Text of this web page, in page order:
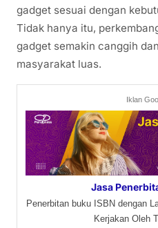
gadget sesuai dengan
Tidak hanya itu,
gadget semakin canggih
masyarakat luas.
Iklan
Jasa
Penerbitan buku ISBN dengan
Kerjakan Oleh